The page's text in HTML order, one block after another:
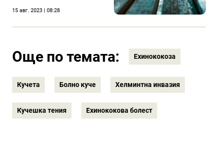
15 авг. 2023 | 08:28
Още по темата: Ехинококоза
Кучета Болно куче Хелминтна инвазия
Кучешка тения Ехинококова болест